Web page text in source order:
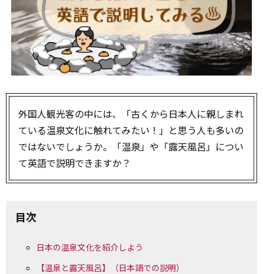
外国人観光客の中には、「古くから日本人に親しまれ
ている温泉文化に触れてみたい！」と思う人も多いの
ではないでしょうか。「温泉」や「露天風呂」につい
て英語で説明できますか？
目次
日本の温泉文化を紹介しよう
【温泉と露天風呂】（日本語での説明）